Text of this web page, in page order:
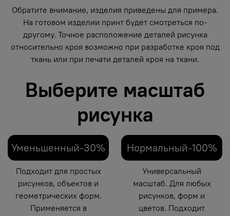
Обратите внимание, изделия приведены для примера.
На готовом изделии принт будет смотреться по-
другому. Точное расположение деталей рисунка
относительно кроя возможно при разработке кроя под
ткань или при печати деталей кроя на ткани.
Выберите масштаб
рисунка
Уменьшенный-30%
Подходит для простых
рисунков, объектов и
геометрических форм.
Применяется в
Нормальный-100%
Универсальный
масштаб. Для любых
рисунков, форм и
цветов. Подходит